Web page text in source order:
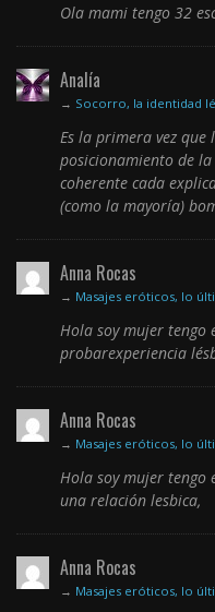
Ola mami tengo 32
Analía
→ Socorro, la identidad
Es la primera vez
posicionamiento de
coherente cada
(como la mayoría)
Anna Rocas
→ Masajes eróticos, lo
Hola soy mujer tengo
probarexperiencia
Anna Rocas
→ Masajes eróticos, lo
Hola soy mujer
una relación lesbica,
Anna Rocas
→ Masajes eróticos, lo